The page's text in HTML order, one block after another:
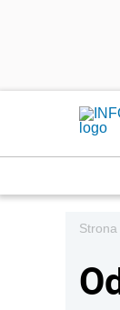
Strona